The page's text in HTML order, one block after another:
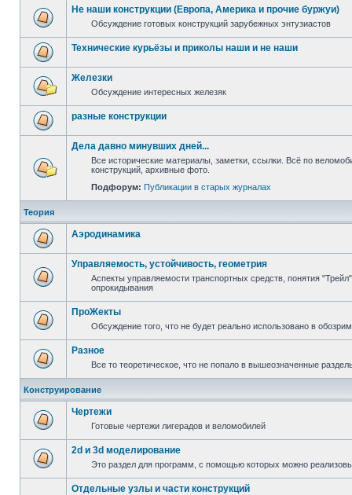
Не наши конструкции (Европа, Америка и прочие буржуи)
Обсуждение готовых конструкций зарубежных энтузиастов
Технические курьёзы и приколы наши и не наши
Железки
Обсуждение интересных железяк
разные конструкции
Дела давно минувших дней...
Все исторические материалы, заметки, ссылки. Всё по
конструкций, архивные фото.
Подфорум: Публикации в старых журналах
Теория
Аэродинамика
Управляемость, устойчивость, геометрия
Аспекты управляемости транспортных средств, понятия
опрокидывания
ПроЖекты
Обсуждение того, что не будет реально использовано в
Разное
Все то теоретическое, что не попало в вышеозначенные
Конструирование
Чертежи
Готовые чертежи лигерадов и веломобилей
2d и 3d моделирование
Это раздел для программ, с помощью которых можно
Отдельные узлы и части конструкций